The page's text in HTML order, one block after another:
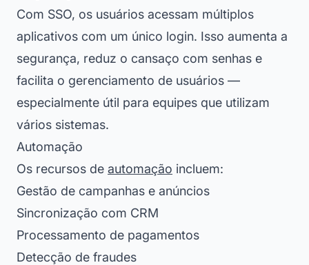
Com SSO, os usuários acessam múltiplos
aplicativos com um único login. Isso aumenta a
segurança, reduz o cansaço com senhas e
facilita o gerenciamento de usuários —
especialmente útil para equipes que utilizam
vários sistemas.
Automação
Os recursos de automação incluem:
Gestão de campanhas e anúncios
Sincronização com CRM
Processamento de pagamentos
Detecção de fraudes